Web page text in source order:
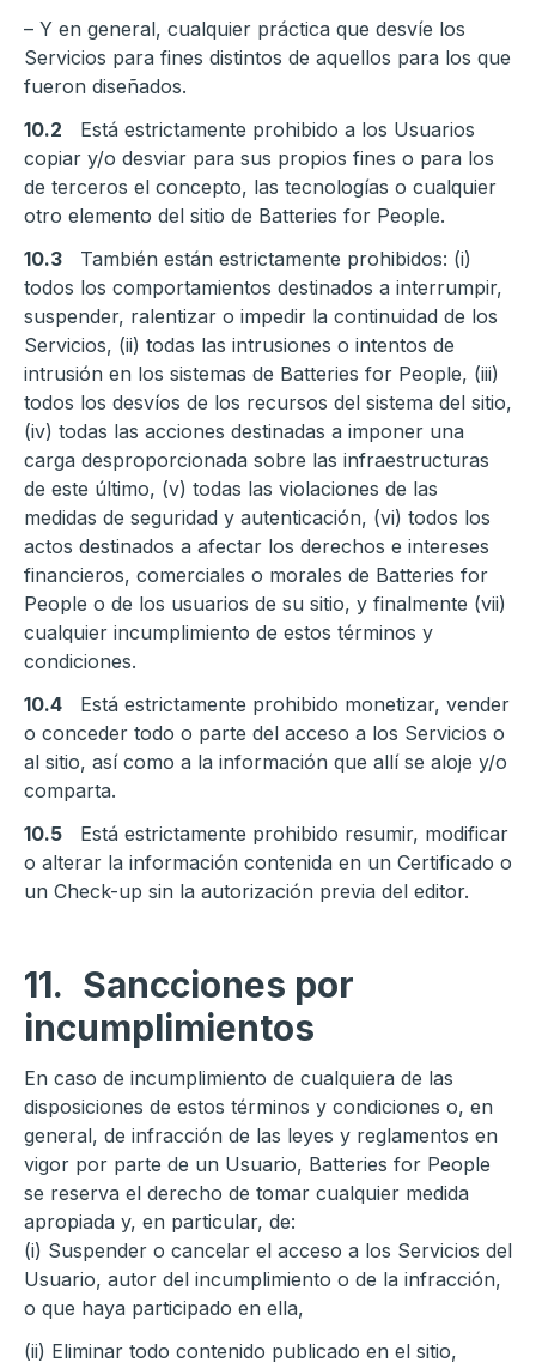
– Y en general, cualquier práctica que desvíe los
Servicios para fines distintos de aquellos para los que
fueron diseñados.
10.2 Está estrictamente prohibido a los Usuarios
copiar y/o desviar para sus propios fines o para los
de terceros el concepto, las tecnologías o cualquier
otro elemento del sitio de Batteries for People.
10.3 También están estrictamente prohibidos: (i)
todos los comportamientos destinados a interrumpir,
suspender, ralentizar o impedir la continuidad de los
Servicios, (ii) todas las intrusiones o intentos de
intrusión en los sistemas de Batteries for People, (iii)
todos los desvíos de los recursos del sistema del sitio,
(iv) todas las acciones destinadas a imponer una
carga desproporcionada sobre las infraestructuras
de este último, (v) todas las violaciones de las
medidas de seguridad y autenticación, (vi) todos los
actos destinados a afectar los derechos e intereses
financieros, comerciales o morales de Batteries for
People o de los usuarios de su sitio, y finalmente (vii)
cualquier incumplimiento de estos términos y
condiciones.
10.4 Está estrictamente prohibido monetizar, vender
o conceder todo o parte del acceso a los Servicios o
al sitio, así como a la información que allí se aloje y/o
comparta.
10.5 Está estrictamente prohibido resumir, modificar
o alterar la información contenida en un Certificado o
un Check-up sin la autorización previa del editor.
11. Sancciones por
incumplimientos
En caso de incumplimiento de cualquiera de las
disposiciones de estos términos y condiciones o, en
general, de infracción de las leyes y reglamentos en
vigor por parte de un Usuario, Batteries for People
se reserva el derecho de tomar cualquier medida
apropiada y, en particular, de:
(i) Suspender o cancelar el acceso a los Servicios del
Usuario, autor del incumplimiento o de la infracción,
o que haya participado en ella,
(ii) Eliminar todo contenido publicado en el sitio,